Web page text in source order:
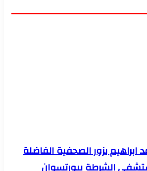
يزور الصحفية الفاضلة
الشرطة ببورتسوان